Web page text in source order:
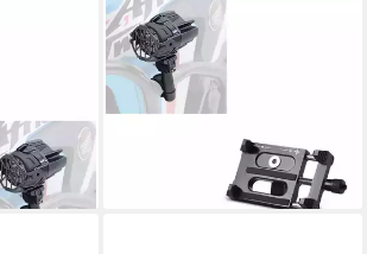
€
bei dir
LUMITECS
Halter Set LED
Zusatzscheinwerfer +
Smartphonehalter S1
lieferbar - in 6-7 Werktagen bei dir